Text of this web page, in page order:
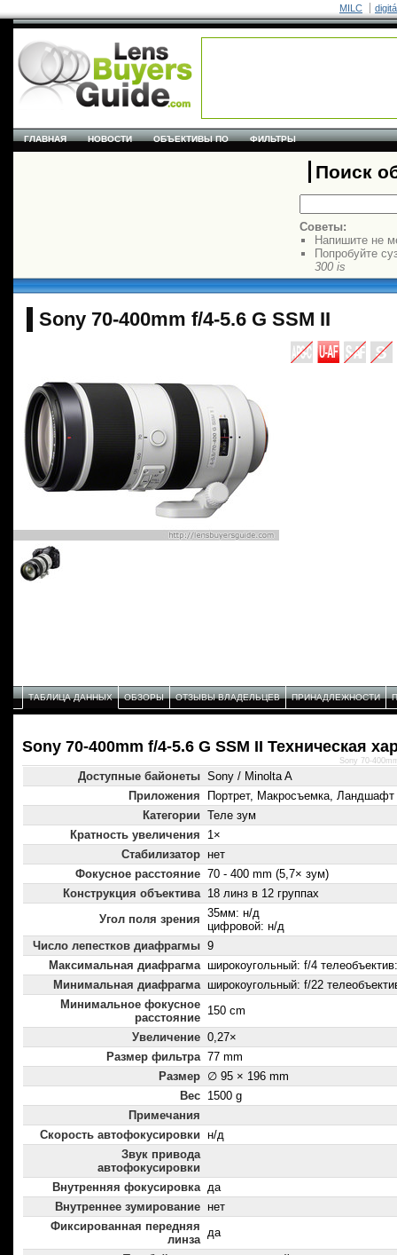
MILC
ГЛАВНАЯ НОВОСТИ ОБЪЕКТИВЫ ПО ФИЛЬТРЫ
Поиск
Советы:
Напишите не
Попробуйте
300 is
Sony 70-400mm f/4-5.6 G SSM II
ТАБЛИЦА ДАННЫХ ОБЗОРЫ ОТЗЫВЫ ВЛАДЕЛЬЦЕВ ПРИНАДЛЕЖНОСТИ
Sony 70-400mm f/4-5.6 G SSM II Техническая
Доступные байонеты Sony / Minolta A
Приложения
Портрет, Макросъемка, Ландшафт
Категории Теле зум
Кратность увеличения
1×
Стабилизатор нет
Фокусное расстояние 70 - 400 mm (5,7× зум)
Конструкция объектива 18 линз в 12 группах
Угол поля зрения 35мм: н/д
цифровой: н/д
Число лепестков диафрагмы 9
Максимальная диафрагма широкоугольный: f/4
Минимальная диафрагма широкоугольный: f/22
Минимальное фокусное
расстояние
150 cm
Увеличение 0,27×
Размер фильтра 77 mm
Размер ∅ 95 × 196 mm
Вес 1500 g
Примечания
Скорость автофокусировки н/д
Звук привода
автофокусировки
Внутренняя фокусировка да
Внутреннее зумирование нет
Фиксированная передняя
линза
да
Sony 70-